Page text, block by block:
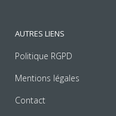
AUTRES LIENS
Politique RGPD
Mentions légales
Contact